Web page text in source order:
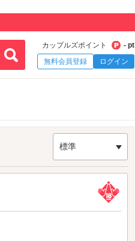
カップルズポイント
- pt
無料会員登録
ログイン
標準